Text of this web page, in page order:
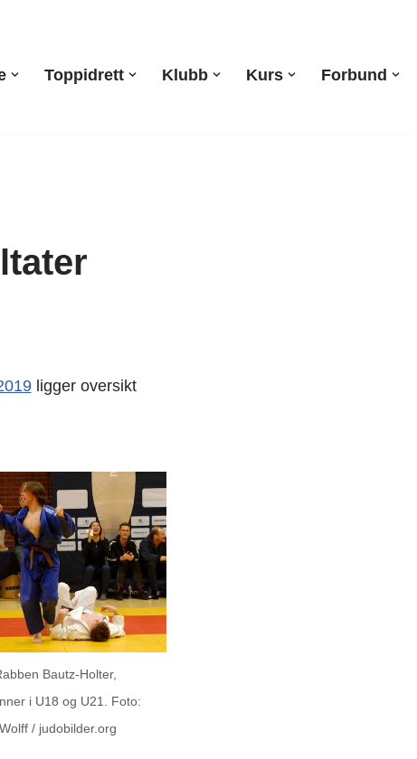
Toppidrett Klubb Kurs Forbund
ligger oversikt
Bautz-Holter,
i U18 og U21. Foto:
/ judobilder.org